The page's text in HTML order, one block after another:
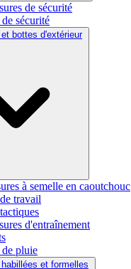
de sécurité
sécurité
bottes d'extérieur
à semelle en caoutchouc
travail
d'entraînement
pluie
et formelles